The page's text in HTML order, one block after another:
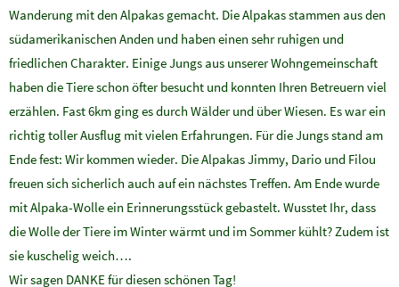
Wanderung mit den Alpakas gemacht. Die Alpakas stammen aus den
südamerikanischen Anden und haben einen sehr ruhigen und
friedlichen Charakter. Einige Jungs aus unserer Wohngemeinschaft
haben die Tiere schon öfter besucht und konnten Ihren Betreuern viel
erzählen. Fast 6km ging es durch Wälder und über Wiesen. Es war ein
richtig toller Ausflug mit vielen Erfahrungen. Für die Jungs stand am
Ende fest: Wir kommen wieder. Die Alpakas Jimmy, Dario und Filou
freuen sich sicherlich auch auf ein nächstes Treffen. Am Ende wurde
mit Alpaka-Wolle ein Erinnerungsstück gebastelt. Wusstet Ihr, dass
die Wolle der Tiere im Winter wärmt und im Sommer kühlt? Zudem ist
sie kuschelig weich….
Wir sagen DANKE für diesen schönen Tag!